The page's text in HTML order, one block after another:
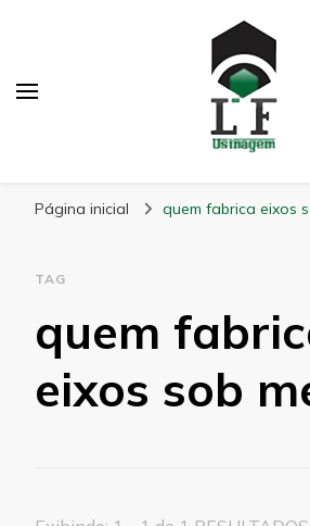
Página inicial quem fabrica eixos
TAG
quem
eixos sob